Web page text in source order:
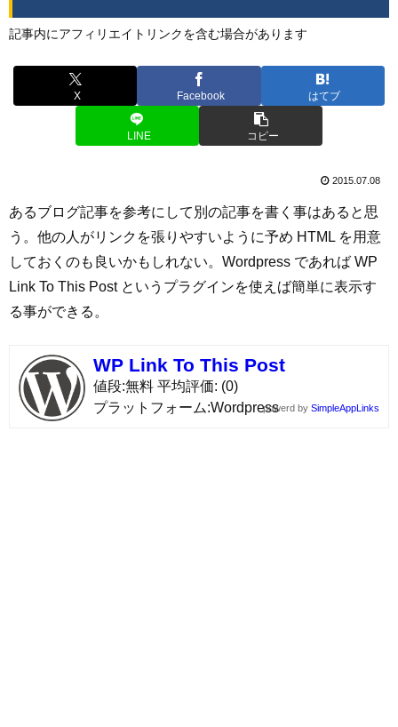
記事内にアフィリエイトリンクを含む場合があります
X Facebook はてブ
LINE コピー
2015.07.08
あるブログ記事を参考にして別の記事を書く事はあると思
う。他の人がリンクを張りやすいように予め HTML を用意
しておくのも良いかもしれない。Wordpress であれば WP
Link To This Post というプラグインを使えば簡単に表示す
る事ができる。
WP Link To This Post
値段 無料 平均評価 (0)
プラットフォーム Wordpresspowerd by SimpleAppLinks